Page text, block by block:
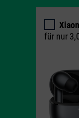
für nur